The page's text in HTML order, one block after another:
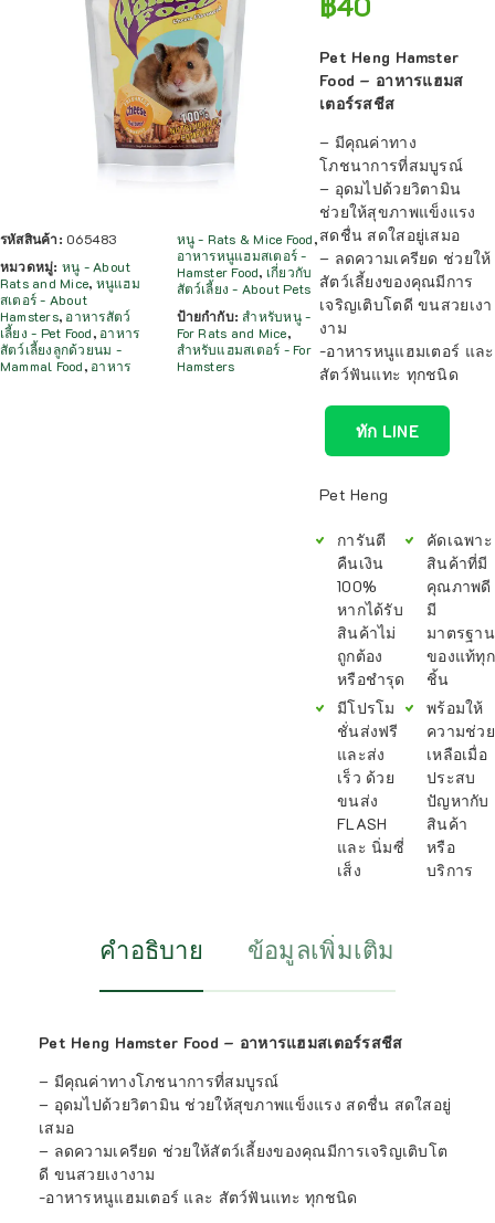
รหัสสินค้า: 065483
หมวดหมู่: หนู - About
Rats and Mice, หนูแฮม
สเตอร์ - About
Hamsters, อาหารสัตว์
เลี้ยง - Pet Food, อาหาร
สัตว์เลี้ยงลูกด้วยนม -
Mammal Food, อาหาร
หนู - Rats & Mice Food,
อาหารหนูแฮมสเตอร์ -
Hamster Food, เกี่ยวกับ
สัตว์เลี้ยง - About Pets
ป้ายกำกับ:สำหรับหนู -
For Rats and Mice,
สำหรับแฮมสเตอร์ - For
Hamsters
Pet Heng Hamster
Food – อาหารแฮมส
เตอร์รสชีส
– มีคุณค่าทาง
โภชนาการที่สมบูรณ์
– อุดมไปด้วยวิตามิน
ช่วยให้สุขภาพแข็งแรง
สดชื่น สดใสอยู่เสมอ
– ลดความเครียด ช่วยให้
สัตว์เลี้ยงของคุณมีการ
เจริญเติบโตดี ขนสวยเงา
งาม
-อาหารหนูแฮมเตอร์ และ
สัตว์ฟันแทะ ทุกชนิด
ทัก LINE
Pet Heng
การันตี
คืนเงิน
100%
หากได้รับ
สินค้าไม่
ถูกต้อง
หรือชำรุด
มีโปรโม
ชั่นส่งฟรี
และส่ง
เร็ว ด้วย
ขนส่ง
FLASH
และ นิ่มซี่
เส็ง
คัดเฉพาะ
สินค้าที่มี
คุณภาพดี
มี
มาตรฐาน
ของแท้ทุก
ชิ้น
พร้อมให้
ความช่วย
เหลือเมื่อ
ประสบ
ปัญหากับ
สินค้า
หรือ
บริการ
คำอธิบาย ข้อมูลเพิ่มเติม
Pet Heng Hamster Food – อาหารแฮมสเตอร์รสชีส
– มีคุณค่าทางโภชนาการที่สมบูรณ์
– อุดมไปด้วยวิตามิน ช่วยให้สุขภาพแข็งแรง สดชื่น สดใสอยู่
เสมอ
– ลดความเครียด ช่วยให้สัตว์เลี้ยงของคุณมีการเจริญเติบโต
ดี ขนสวยเงางาม
-อาหารหนูแฮมเตอร์ และ สัตว์ฟันแทะ ทุกชนิด